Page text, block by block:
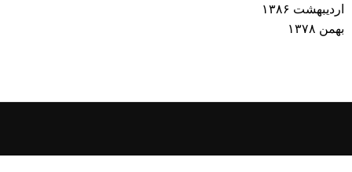
اردیبهشت ۱۳۸۶
بهمن ۱۳۷۸